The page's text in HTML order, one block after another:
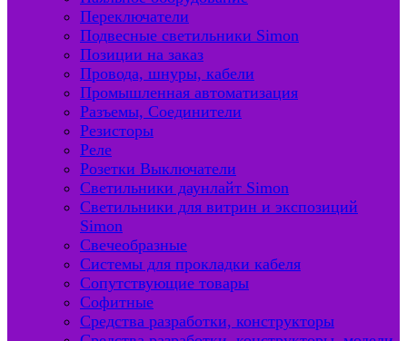
Переключатели
Подвесные светильники Simon
Позиции на заказ
Провода, шнуры, кабели
Промышленная автоматизация
Разъемы, Соединители
Резисторы
Реле
Розетки Выключатели
Светильники даунлайт Simon
Светильники для витрин и экспозиций
Simon
Свечеобразные
Системы для прокладки кабеля
Сопутствующие товары
Софитные
Средства разработки, конструкторы